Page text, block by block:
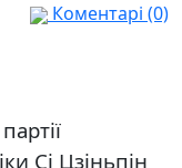
Коментарі (0)
Сі Цзіньпін